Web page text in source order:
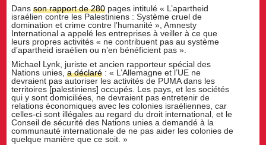
Dansson rapport de 280 pages intitulé « L’apartheid
israélien contre les Palestiniens : Système cruel de
domination et crime contre l’humanité », Amnesty
International a appelé les entreprises à veiller à ce que
leurs propres activités « ne contribuent pas au système
d’apartheid israélien ou n’en bénéficient pas ».
Michael Lynk, juriste et ancien rapporteur spécial des
Nations unies,a déclaré : « L’Allemagne et l’UE ne
devraient pas autoriser les activités de PUMA dans les
territoires [palestiniens] occupés. Les pays, et les sociétés
qui y sont domiciliées, ne devraient pas entretenir de
relations économiques avec les colonies israéliennes, car
celles-ci sont illégales au regard du droit international, et le
Conseil de sécurité des Nations unies a demandé à la
communauté internationale de ne pas aider les colonies de
quelque manière que ce soit. »